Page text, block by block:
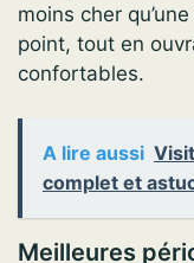
moins cher
point, tout en
confortables.
A lire aussi
complet et
Meilleures